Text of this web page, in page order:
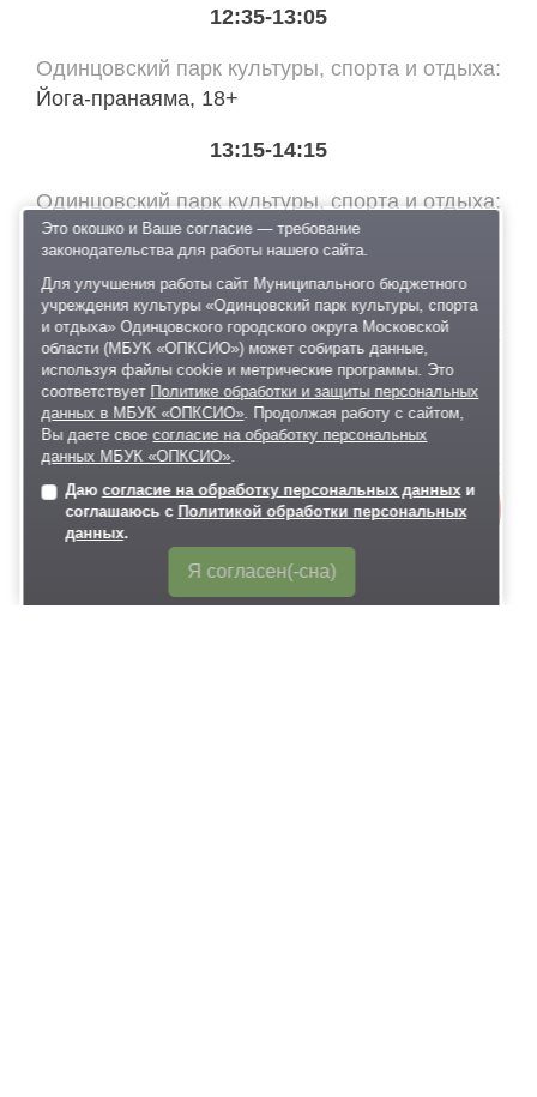
12:35-13:05
Одинцовский парк культуры, спорта и отдыха
Йога-пранаяма, 18+
13:15-14:15
Одинцовский парк культуры, спорта и отдыха
Йога-нидра (медитативный класс), 18+
14:00-15:00
Одинцовский парк культуры, спорта и отдыха
Творческий мастер-класс, 6+
15:00-15:30
Одинцовский парк культуры, спорта и отдыха
Анимационная программа, 6+
15:30-16:00
Одинцовский парк культуры, спорта и отдыха
Онлайн-
запись
Это окошко и Ваше согласие — требование
законодательства для работы нашего сайта.
Для улучшения работы сайт Муниципального бюджетного
учреждения культуры «Одинцовский парк культуры, спорта
и отдыха» Одинцовского городского округа Московской
области (МБУК «ОПКСИО») может собирать данные,
используя файлы cookie и метрические программы. Это
соответствует Политике обработки и защиты персональных
данных в МБУК «ОПКСИО». Продолжая работу с сайтом,
Вы даете своесогласие на обработку персональных
данных МБУК «ОПКСИО».
Даю согласие на обработку персональных данныхи
соглашаюсь с Политикой обработки персональных
данных.
Я согласен(-сна)